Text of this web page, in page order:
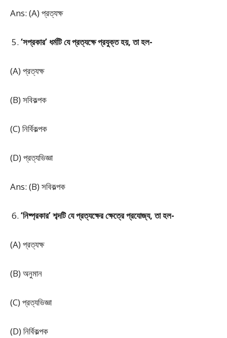
Ans: (A) প্রত্যক্ষ
‘সপ্রকার’ ধর্মটি যে প্রত্যক্ষে প্রযুক্ত হয়, তা হল-
(A) প্রত্যক্ষ
(B) সবিকল্পক
(C) নির্বিকল্পক
(D) প্রত্যভিজ্ঞা
Ans: (B) সবিকল্পক
‘নিষ্প্রকার’ শব্দটি যে প্রত্যক্ষের ক্ষেত্রে প্রযোজ্য, তা হল-
(A) প্রত্যক্ষ
(B) অনুমান
(C) প্রত্যভিজ্ঞা
(D) নির্বিকল্পক